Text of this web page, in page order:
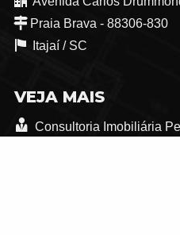
Praia Brava - 88306-830
Itajaí / SC
VEJA MAIS
Consultoria Imobiliária